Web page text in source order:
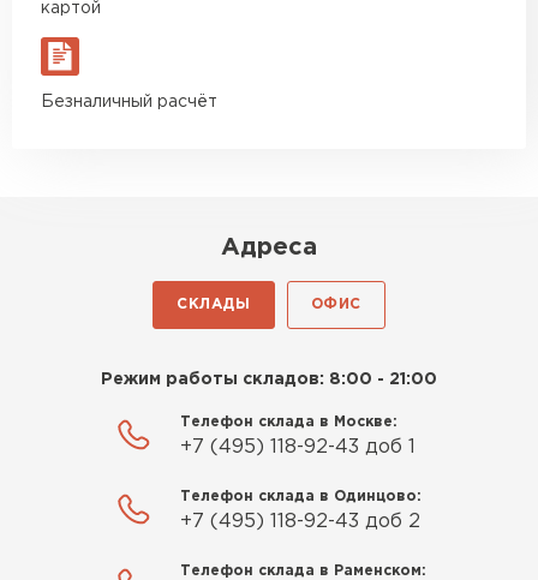
картой
Безналичный расчёт
Адреса
СКЛАДЫ ОФИС
Режим работы складов: 8:00 - 21:00
Телефон склада в Москве:
+7 (495) 118-92-43 доб 1
Телефон склада в Одинцово:
+7 (495) 118-92-43 доб 2
Телефон склада в Раменском: